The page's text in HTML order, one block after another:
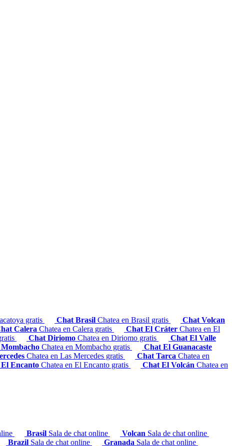
gratis Chat Brasil Chatea en Brasil gratis
Chat Volcan
Calera Chatea en Calera gratis Chat El Cráter Chatea en El
Chat Diriomo Chatea en Diriomo gratis
Chat El Valle
Chatea en Mombacho gratis
Chat El Guanacaste
Chatea en Las Mercedes gratis Chat Tarca Chatea en
Encanto Chatea en El Encanto gratis Chat El Volcán Chatea en
Brasil Sala de chat online Volcan Sala de chat online
Brazil Sala de chat online Granada Sala de chat online